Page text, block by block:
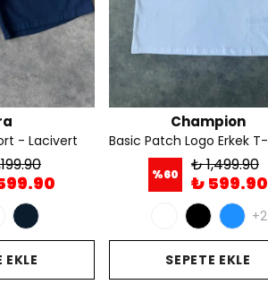
- Lacivert
EKLE
Champion
%60 ₺ 1,499.90
₺ 599.90
+2
SEPETE EKLE